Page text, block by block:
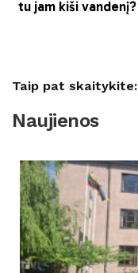
Taip pat skaitykite:
Naujienos